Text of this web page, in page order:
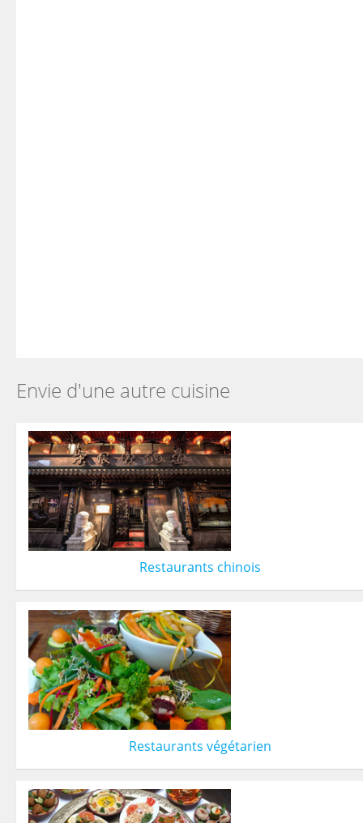
Envie d'une autre cuisine
Restaurants chinois
Restaurants végétarien